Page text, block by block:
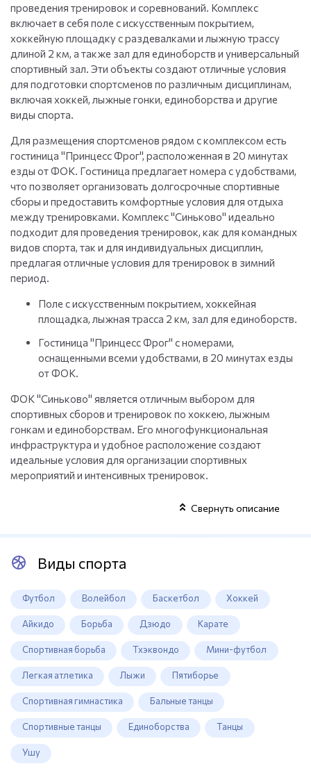
проведения тренировок и соревнований. Комплекс
включает в себя поле с искусственным покрытием,
хоккейную площадку с раздевалками и лыжную трассу
длиной 2 км, а также зал для единоборств и универсальный
спортивный зал. Эти объекты создают отличные условия
для подготовки спортсменов по различным дисциплинам,
включая хоккей, лыжные гонки, единоборства и другие
виды спорта.
Для размещения спортсменов рядом с комплексом есть
гостиница "Принцесс Фрог", расположенная в 20 минутах
езды от ФОК. Гостиница предлагает номера с удобствами,
что позволяет организовать долгосрочные спортивные
сборы и предоставить комфортные условия для отдыха
между тренировками. Комплекс "Синьково" идеально
подходит для проведения тренировок, как для командных
видов спорта, так и для индивидуальных дисциплин,
предлагая отличные условия для тренировок в зимний
период.
Поле с искусственным покрытием, хоккейная
площадка, лыжная трасса 2 км, зал для единоборств.
Гостиница "Принцесс Фрог" с номерами,
оснащенными всеми удобствами, в 20 минутах езды
от ФОК.
ФОК "Синьково" является отличным выбором для
спортивных сборов и тренировок по хоккею, лыжным
гонкам и единоборствам. Его многофункциональная
инфраструктура и удобное расположение создают
идеальные условия для организации спортивных
мероприятий и интенсивных тренировок.
Свернуть описание
Виды спорта
Футбол Волейбол Баскетбол Хоккей
Айкидо Борьба Дзюдо Карате
Спортивная борьба Тхэквондо Мини-футбол
Легкая атлетика Лыжи Пятиборье
Спортивная гимнастика Бальные танцы
Спортивные танцы Единоборства Танцы
Ушу